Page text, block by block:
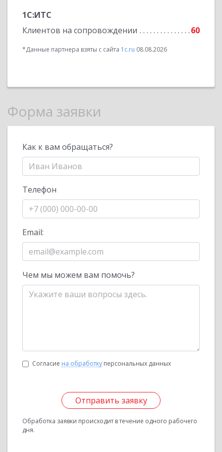
1С:ИТС
Клиентов на сопровождении
60
*Данные партнера взяты с сайта 1c.ru 08.08.2026
Форма заявки
Как к вам обращаться?
Телефон
Email:
Чем мы можем вам помочь?
Согласие на обработку персональных данных
Отправить заявку
Обработка заявки происходит в течение одного рабочего
дня.